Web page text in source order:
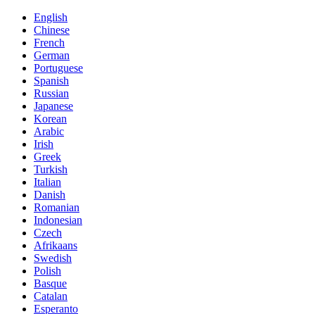
English
Chinese
French
German
Portuguese
Spanish
Russian
Japanese
Korean
Arabic
Irish
Greek
Turkish
Italian
Danish
Romanian
Indonesian
Czech
Afrikaans
Swedish
Polish
Basque
Catalan
Esperanto